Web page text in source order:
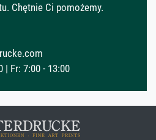
Chętnie Ci pomożemy.
| Fr: 7:00 - 13:00